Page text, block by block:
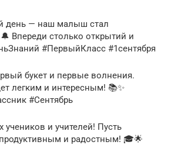
день — наш малыш стал
Впереди столько открытий и
#ПервыйКласс #1сентября
букет и первые волнения.
легким и интересным! 📚✨
#Сентябрь
и учителей! Пусть
и радостным! 🎓🌟